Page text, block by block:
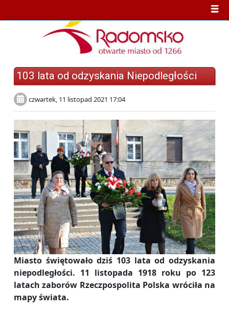
103 lata od odzyskania Niepodległości
czwartek, 11 listopad 2021 17:04
Miasto świętowało dziś 103 lata od odzyskania
niepodległości. 11 listopada 1918 roku po 123
latach zaborów Rzeczpospolita Polska wróciła na
mapy świata.